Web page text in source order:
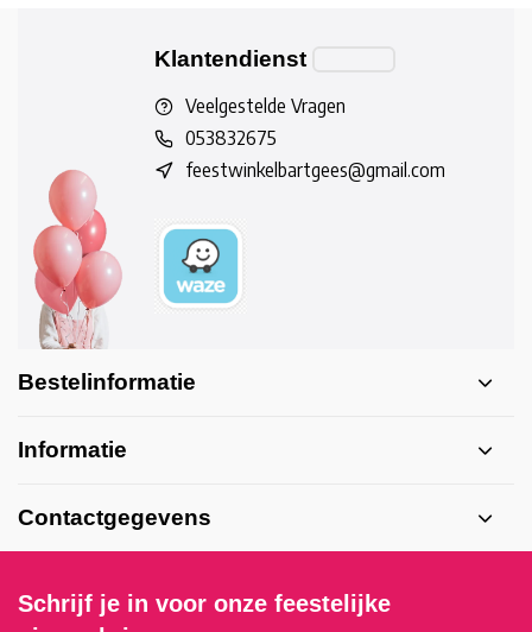
Klantendienst
Veelgestelde Vragen
053832675
feestwinkelbartgees@gmail.com
Bestelinformatie
Informatie
Contactgegevens
Schrijf je in voor onze feestelijke